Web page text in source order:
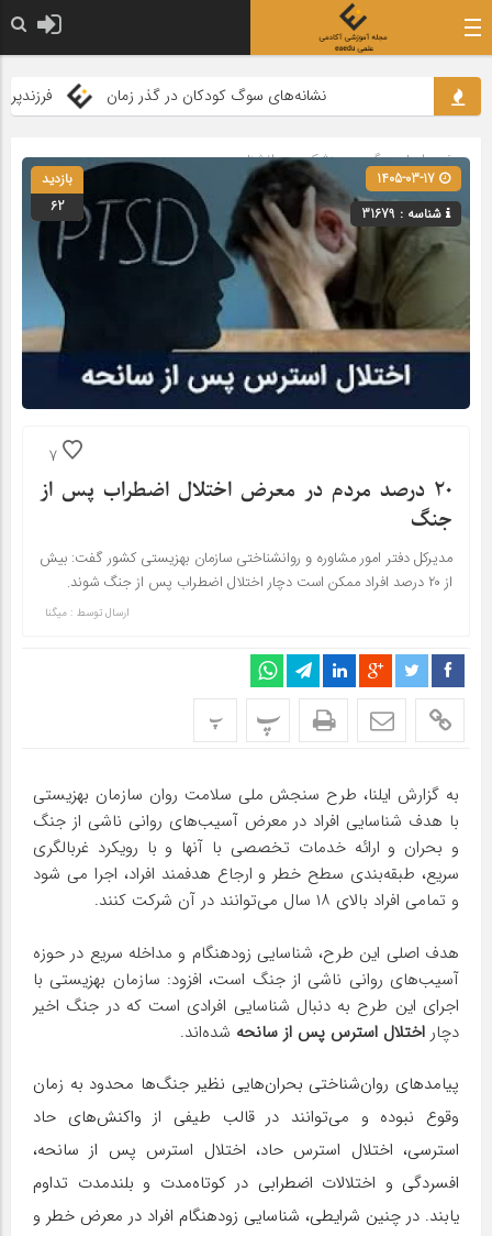
نشانه‌های سوگ کودکان در گذر زمان
صفحه اصلی» گروه »پزشکی و روانشناسی
شناسه : 31679
بازدید
62
7
۲۰ درصد مردم در معرض اختلال اضطراب پس از
جنگ
مدیرکل دفتر امور مشاوره و روانشناختی سازمان بهزیستی کشور گفت: بیش
از ۲۰ درصد افراد ممکن است دچار اختلال اضطراب پس از جنگ شوند.
ارسال توسط : میگنا
پ پ
به گزارش ایلنا، طرح سنجش ملی سلامت روان سازمان بهزیستی
با هدف شناسایی افراد در معرض آسیب‌های روانی ناشی از جنگ
و بحران و ارائه خدمات تخصصی با آنها و با رویکرد غربالگری
سریع، طبقه‌بندی سطح خطر و ارجاع هدفمند افراد، اجرا می شود
و تمامی افراد بالای ۱۸ سال می‌توانند در آن شرکت کنند.
هدف اصلی این طرح، شناسایی زودهنگام و مداخله سریع در حوزه
آسیب‌های روانی ناشی از جنگ است، افزود: سازمان بهزیستی با
اجرای این طرح به دنبال شناسایی افرادی است که در جنگ اخیر
دچار اختلال استرس پس از سانحه شده‌اند.
پیامدهای روان‌شناختی بحران‌هایی نظیر جنگ‌ها محدود به زمان
وقوع نبوده و می‌توانند در قالب طیفی از واکنش‌های حاد
استرسی، اختلال استرس حاد، اختلال استرس پس از سانحه،
افسردگی و اختلالات اضطرابی در کوتاه‌مدت و بلندمدت تداوم
یابند. در چنین شرایطی، شناسایی زودهنگام افراد در معرض خطر و